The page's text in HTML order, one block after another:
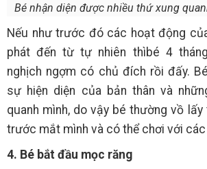
Bé nhận diện được nhiều thứ xung
Nếu như trước đó các hoạt động
phát đến từ tự nhiên thìbé 4
nghịch ngợm có chủ đích rồi đấy.
sự hiện diện của bản thân và
quanh mình, do vậy bé thường vồ
trước mắt mình và có thể chơi với
4. Bé bắt đầu mọc răng